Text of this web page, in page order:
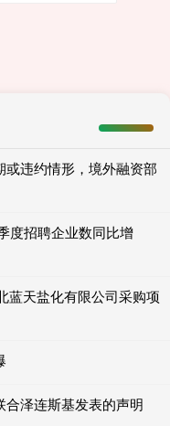
违约情形，境外融资部
度招聘企业数同比增
蓝天盐化有限公司采购项
泽连斯基发表的声明